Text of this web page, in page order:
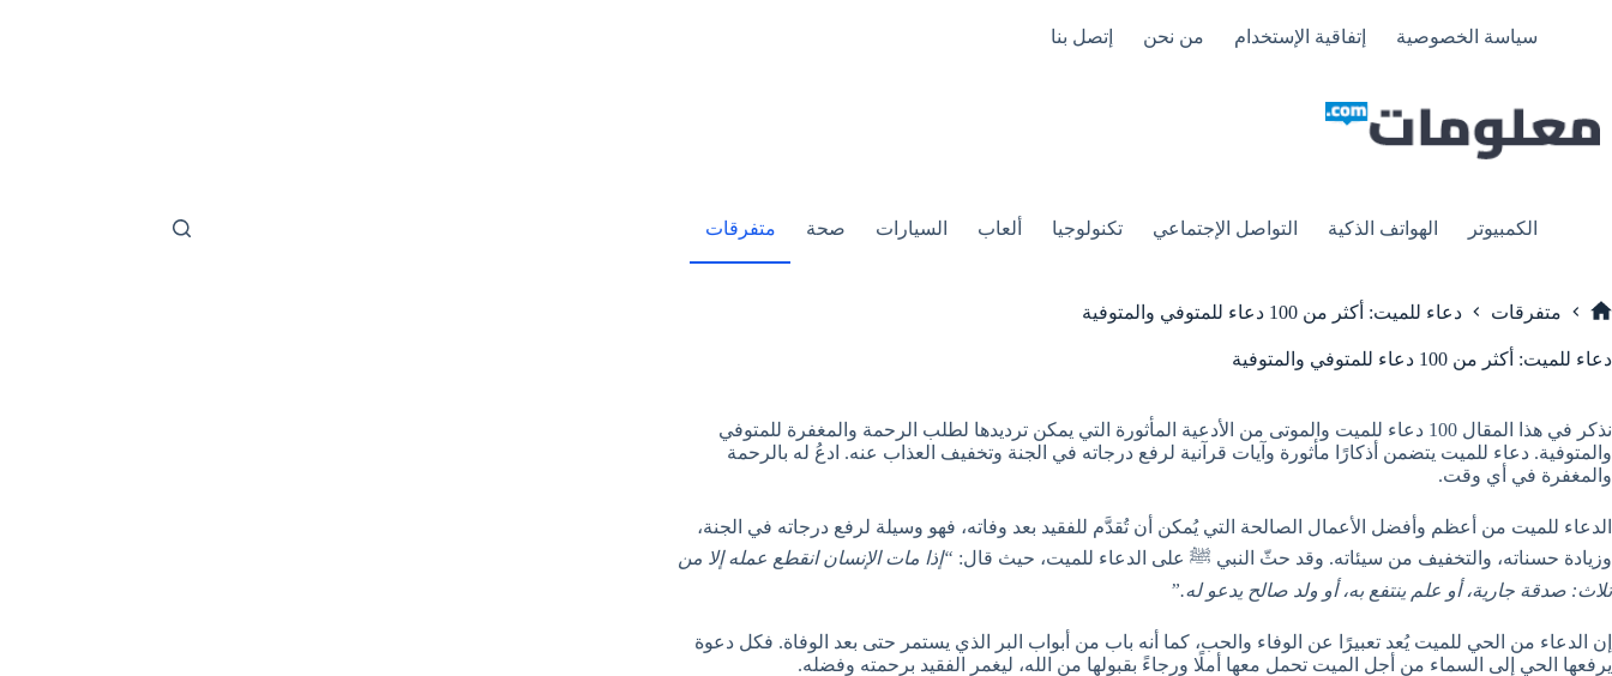
سياسة الخصوصية إتفاقية الإستخدام من نحن إتصل بنا
الكمبيوتر الهواتف الذكية التواصل الإجتماعي تكنولوجيا ألعاب السيارات صحة متفرقات
متفرقات دعاء للميت: أكثر من 100 دعاء للمتوفي والمتوفية
دعاء للميت: أكثر من 100 دعاء للمتوفي والمتوفية
نذكر في هذا المقال 100 دعاء للميت والموتى من الأدعية المأثورة التي يمكن ترديدها لطلب الرحمة والمغفرة للمتوفي
والمتوفية. دعاء للميت يتضمن أذكارًا مأثورة وآيات قرآنية لرفع درجاته في الجنة وتخفيف العذاب عنه. ادعُ له بالرحمة
والمغفرة في أي وقت.
الدعاء للميت من أعظم وأفضل الأعمال الصالحة التي يُمكن أن تُقدَّم للفقيد بعد وفاته، فهو وسيلة لرفع درجاته في الجنة،
وزيادة حسناته، والتخفيف من سيئاته. وقد حثّ النبي ﷺ على الدعاء للميت، حيث قال: “إذا مات الإنسان انقطع عمله إلا من
ثلاث: صدقة جارية، أو علم ينتفع به، أو ولد صالح يدعو له.”
إن الدعاء من الحي للميت يُعد تعبيرًا عن الوفاء والحب، كما أنه باب من أبواب البر الذي يستمر حتى بعد الوفاة. فكل دعوة
يرفعها الحي إلى السماء من أجل الميت تحمل معها أملًا ورجاءً بقبولها من الله، ليغمر الفقيد برحمته وفضله.